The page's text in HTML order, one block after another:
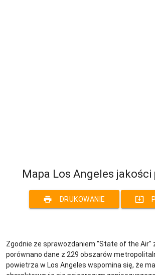
Mapa Los Angeles
print DRUKOWANIE system_update_alt
Zgodnie ze sprawozdaniem "State of the Air"
porównano dane z 229 obszarów
powietrza w Los Angeles wspomina się, że